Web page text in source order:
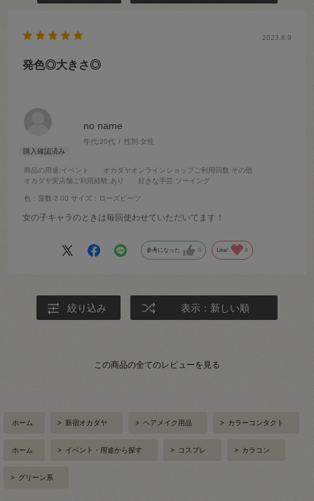
no name
年代:20代 性別:女性
商品の用途:イベント オカダヤオンラインショップご利用回数:その他
オカダヤ実店舗ご利用経験:あり 好きな手芸:ソーイング
色：度数-2.00 サイズ：ローズビーツ
2023.8.9
発色◎大きさ◎
女の子キャラのときは毎回使わせていただいてます！
参考になった 0 Like! 0
絞り込み 表示：新しい順
この商品の全てのレビューを見る
ホーム > 新宿オカダヤ > ヘアメイク用品 > カラーコンタクト
ホーム > イベント・用途から探す > コスプレ > カラコン
> グリーン系